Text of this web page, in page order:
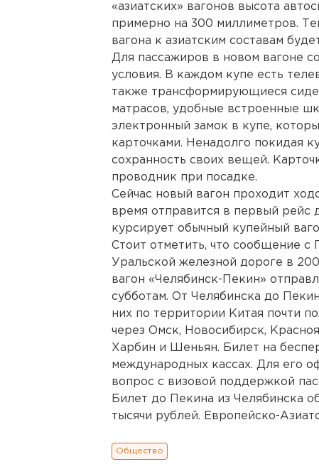
«азиатских» вагонов высота
примерно на 300 миллиметров.
вагона к азиатским составам
Для пассажиров в новом вагоне
условия. В каждом купе есть
также трансформирующиеся
матрасов, удобные встроенные
электронный замок в купе,
карточками. Ненадолго покидая
сохранность своих вещей.
проводник при посадке.
Сейчас новый вагон проходит
время отправится в первый рейс
курсирует обычный купейный
Стоит отметить, что сообщение
Уральской железной дороге в
вагон «Челябинск-Пекин»
субботам. От Челябинска до
них по территории Китая почти
через Омск, Новосибирск,
Харбин и Шеньян. Билет на
международных кассах. Для его
вопрос с визовой поддержкой
Билет до Пекина из Челябинска
тысячи рублей. Европейско-
Общество